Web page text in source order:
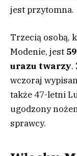
jest przytomna.
Trzecią osobą,
Modenie, jest 5
urazu twarzy.
wczoraj
także 47-letni
ugodzony
sprawcy.